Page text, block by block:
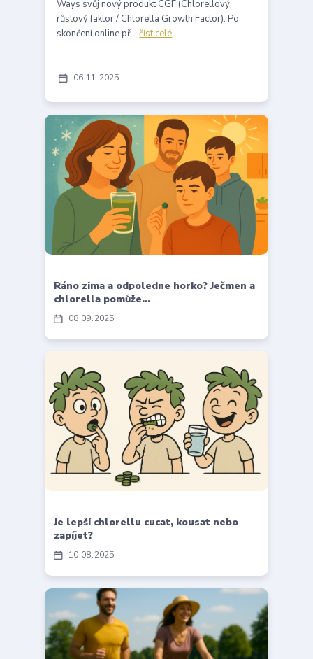
06 11 2025
Ways svůj nový produkt CGF (Chlorellový
růstový faktor / Chlorella Growth Factor). Po
skončení online př...číst celé
08 09 2025
Ráno zima a odpoledne horko? Ječmen a
chlorella pomůže…
10 08 2025
Je lepší chlorellu cucat, kousat nebo
zapíjet?